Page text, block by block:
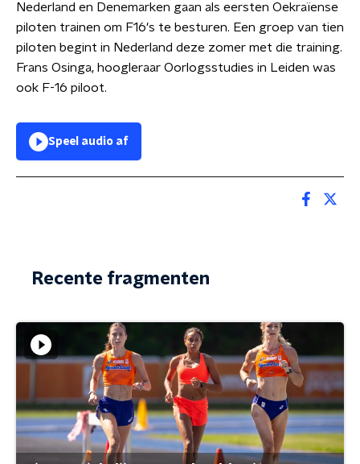
Nederland en Denemarken gaan als eersten Oekraïense
piloten trainen om F16's te besturen. Een groep van tien
piloten begint in Nederland deze zomer met die training.
Frans Osinga, hoogleraar Oorlogsstudies in Leiden was
ook F-16 piloot.
Speel audio af
Recente fragmenten